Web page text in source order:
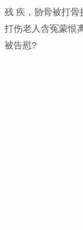
残 疾，胁骨被打骨
打伤老人含冤蒙恨
被告慰?